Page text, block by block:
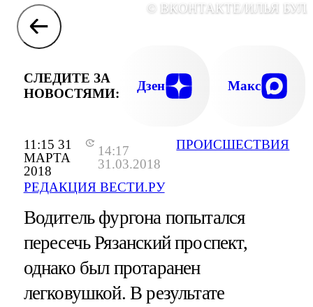
11:15 31
МАРТА
2018
14:17
31.03.2018
РЕДАКЦИЯ ВЕСТИ.РУ
ПРОИСШЕСТВИЯ
© ВКОНТАКТЕ/ИЛЬЯ
СЛЕДИТЕ ЗА
НОВОСТЯМИ:
Дзен Макс
Водитель фургона попытался
пересечь Рязанский проспект,
однако был протаранен
легковушкой. В результате